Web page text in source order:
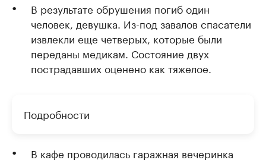
В результате обрушения погиб один
человек, девушка. Из-под завалов спасатели
извлекли еще четверых, которые были
переданы медикам. Состояние двух
пострадавших оценено как тяжелое.
Подробности
В кафе проводилась гаражная вечеринка